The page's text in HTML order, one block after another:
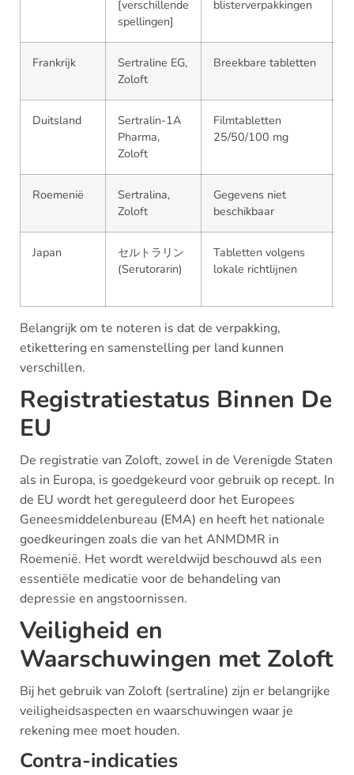
[verschillende
spellingen]
blisterverpakkingen
Frankrijk
Sertraline EG,
Zoloft
Breekbare tabletten
Duitsland
Sertralin-1A
Pharma,
Zoloft
Filmtabletten
25/50/100 mg
Roemenië
Sertralina,
Zoloft
Gegevens niet
beschikbaar
Japan
セルトラリン
(Serutorarin)
Tabletten volgens
lokale richtlijnen
Belangrijk om te noteren is dat de verpakking,
etikettering en samenstelling per land kunnen
verschillen.
Registratiestatus Binnen De
EU
De registratie van Zoloft, zowel in de Verenigde Staten
als in Europa, is goedgekeurd voor gebruik op recept. In
de EU wordt het gereguleerd door het Europees
Geneesmiddelenbureau (EMA) en heeft het nationale
goedkeuringen zoals die van het ANMDMR in
Roemenië. Het wordt wereldwijd beschouwd als een
essentiële medicatie voor de behandeling van
depressie en angstoornissen.
Veiligheid en
Waarschuwingen met Zoloft
Bij het gebruik van Zoloft (sertraline) zijn er belangrijke
veiligheidsaspecten en waarschuwingen waar je
rekening mee moet houden.
Contra-indicaties